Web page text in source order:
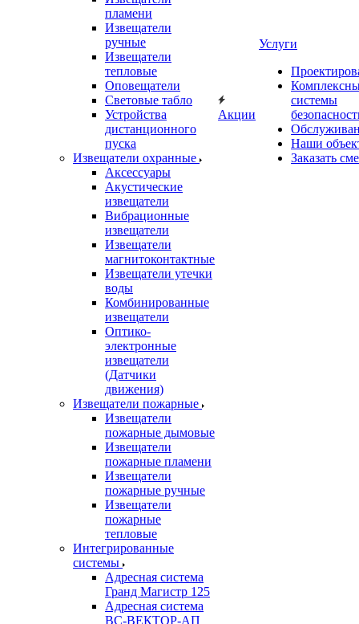
пламени
Извещатели
ручные
Извещатели
тепловые
Оповещатели
Световые табло
Устройства
дистанционного
пуска
Извещатели охранные
Аксессуары
Акустические
извещатели
Вибрационные
извещатели
Извещатели
магнитоконтактные
Извещатели утечки
воды
Комбинированные
извещатели
Оптико-
электронные
извещатели
(Датчики
движения)
Извещатели пожарные
Извещатели
пожарные дымовые
Извещатели
пожарные пламени
Извещатели
пожарные ручные
Извещатели
пожарные
тепловые
Интегрированные
системы
Адресная система
Гранд Магистр 125
Адресная система
ВС-ВЕКТОР-АП
Акции
Услуги
системы
Наши
Заказать